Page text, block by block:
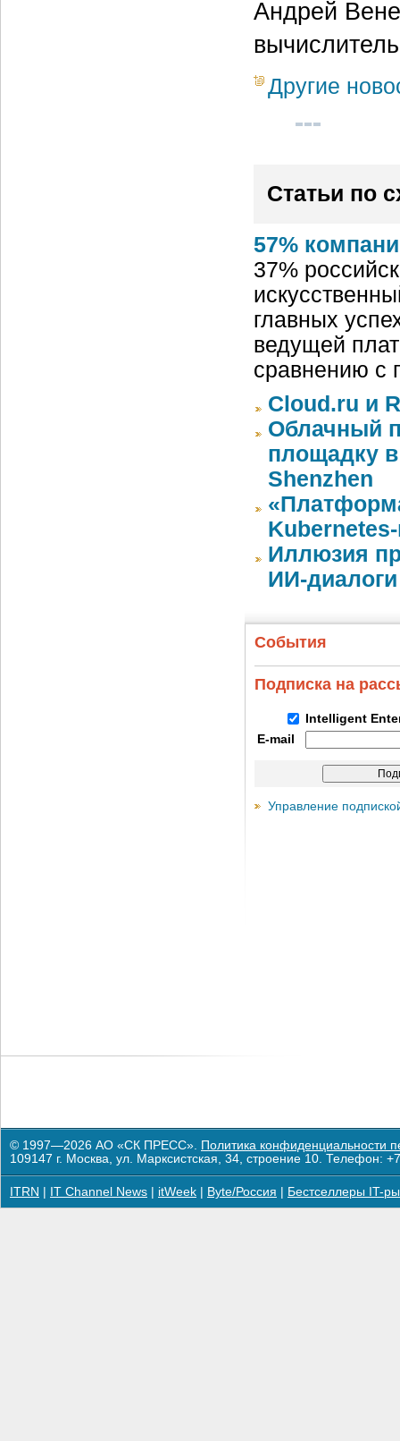
Андрей
Другие
Статьи по
57%
37%
главных
ведущей
сравнению с
Cloud.ru и
Облачный
площадку в
Shenzhen
Иллюзия
ИИ-
События
Подписка на
Intelligent
E-mail
Управление
© 1997—2026 АО «СК ПРЕСС». Политика конфиденциальности
109147 г. Москва, ул. Марксистская, 34, строение 10. Телефон:
ITRN IT Channel News itWeek Byte/Россия Бестселлеры IT-